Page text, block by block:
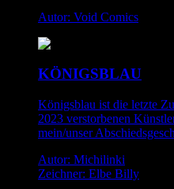
Autor: Void Comics
KÖNIGSBLAU
Königsblau ist die letzte
2023 verstorbenen
mein/unser
Autor: Michilinki
Zeichner: Elbe Billy